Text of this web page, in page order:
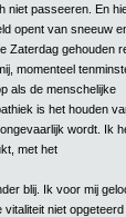
niet passeeren. En
opent van sneeuw
Zaterdag gehouden
momenteel
als de menschelijke
is het houden
wordt. Ik
met het
blij. Ik voor mij
niet opgeteerd